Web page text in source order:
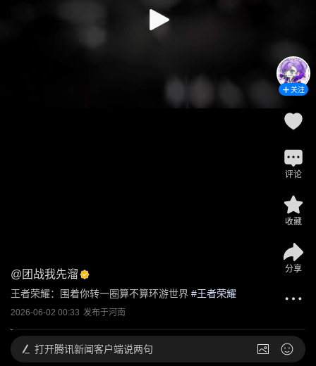
@ 团战我先溜
王者荣耀：围着你转一圈算不算环游世界 #王者荣耀
2026-06-02 00:33 发布于河南
关注
评论
收藏
分享
打开腾讯新闻客户端说两句